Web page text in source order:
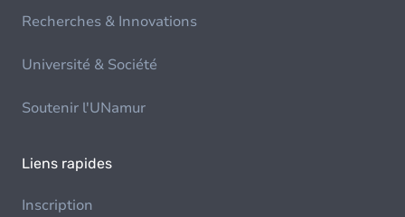
Recherches & Innovations
Université & Société
Soutenir l'UNamur
Liens rapides
Inscription